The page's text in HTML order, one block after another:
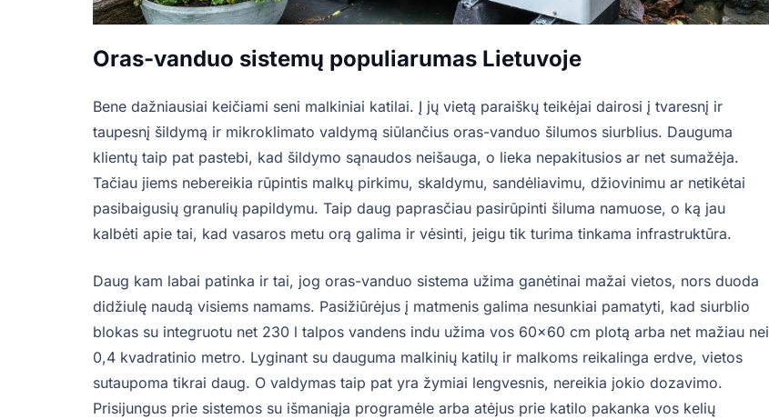
Oras-vanduo sistemų populiarumas Lietuvoje
Bene dažniausiai keičiami seni malkiniai katilai. Į jų vietą paraiškų teikėjai dairosi į tvaresnį ir
taupesnį šildymą ir mikroklimato valdymą siūlančius oras-vanduo šilumos siurblius. Dauguma
klientų taip pat pastebi, kad šildymo sąnaudos neišauga, o lieka nepakitusios ar net sumažėja.
Tačiau jiems nebereikia rūpintis malkų pirkimu, skaldymu, sandėliavimu, džiovinimu ar netikėtai
pasibaigusių granulių papildymu. Taip daug paprasčiau pasirūpinti šiluma namuose, o ką jau
kalbėti apie tai, kad vasaros metu orą galima ir vėsinti, jeigu tik turima tinkama infrastruktūra.
Daug kam labai patinka ir tai, jog oras-vanduo sistema užima ganėtinai mažai vietos, nors duoda
didžiulę naudą visiems namams. Pasižiūrėjus į matmenis galima nesunkiai pamatyti, kad siurblio
blokas su integruotu net 230 l talpos vandens indu užima vos 60×60 cm plotą arba net mažiau nei
0,4 kvadratinio metro. Lyginant su dauguma malkinių katilų ir malkoms reikalinga erdve, vietos
sutaupoma tikrai daug. O valdymas taip pat yra žymiai lengvesnis, nereikia jokio dozavimo.
Prisijungus prie sistemos su išmaniąja programėle arba atėjus prie katilo pakanka vos kelių